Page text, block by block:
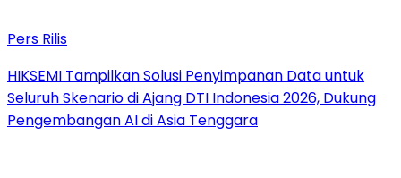
Pers Rilis
HIKSEMI Tampilkan Solusi Penyimpanan Data untuk
Seluruh Skenario di Ajang DTI Indonesia 2026, Dukung
Pengembangan AI di Asia Tenggara